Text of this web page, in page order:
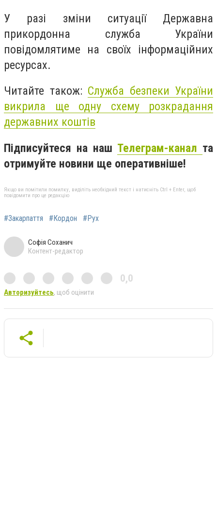
У разі зміни ситуації Державна
прикордонна служба України
повідомлятиме на своїх інформаційних
ресурсах.
Читайте також: Служба безпеки України
викрила ще одну схему розкрадання
державних коштів
Підписуйтеся на наш Телеграм-канал та
отримуйте новини ще оперативніше!
Якщо ви помітили помилку, виділіть необхідний текст і натисніть Ctrl + Enter, щоб
повідомити про це редакцію
#Закарпаття #Кордон #Рух
Софія Соханич
Контент-редактор
0,0
Авторизуйтесь, щоб оцінити